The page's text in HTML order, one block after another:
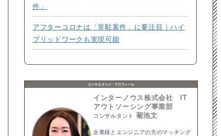
件」
アフターコロナは「常駐案件」に要注目｜ハイ
ブリッドワークも実現可能
インターノウス株式会社 IT
アウトソーシング事業部
コンサルタント 菊池文
企業様とエンジニアの方のマッチング